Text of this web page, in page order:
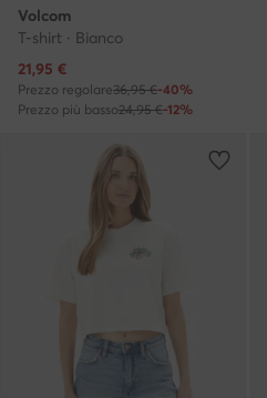
Volcom
T-shirt · Bianco
Prezzo attuale
21,95 €
Prezzo regolare36,95 €-40%
Prezzo più basso24,95 €-12%